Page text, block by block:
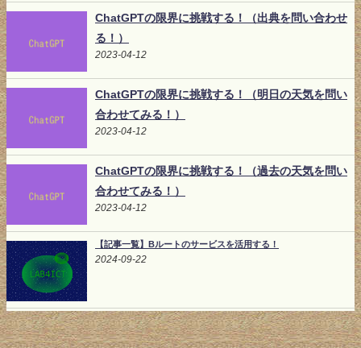
ChatGPTの限界に挑戦する！（出典を問い合わせ
る！）
2023-04-12
ChatGPTの限界に挑戦する！（明日の天気を問い
合わせてみる！）
2023-04-12
ChatGPTの限界に挑戦する！（過去の天気を問い
合わせてみる！）
2023-04-12
【記事一覧】Bルートのサービスを活用する！
2024-09-22